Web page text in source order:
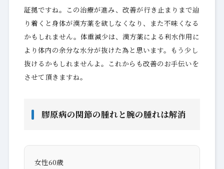
証拠ですね。この治療が進み、改善が行き止まりまで辿
り着くと身体が漢方薬を欲しなくなり、また不味くなる
かもしれません。体重減少は、漢方薬による利水作用に
より体内の余分な水分が抜けた為と思います。もう少し
抜けるかもしれませんよ。これからも改善のお手伝いを
させて頂きますね。
膠原病の関節の腫れと腕の腫れは解消
女性60歳